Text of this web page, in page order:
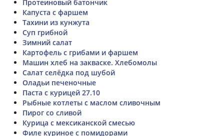
Протеиновый батончик
Капуста с фаршем
Тахини из кунжута
Суп грибной
Зимний салат
Картофель с грибами и фаршем
Машин хлеб на закваске. Хлебомолы
Салат селёдка под шубой
Оладьи печеночные
Паста с курицей 27.10
Рыбные котлеты с маслом сливочным
Пирог со сливой
Курица с мексиканской смесью
Филе куриное с помидорами